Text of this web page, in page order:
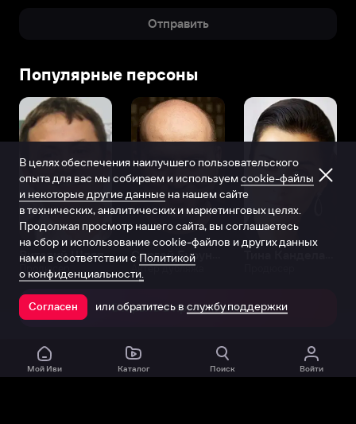
Отправить
Популярные персоны
Виталий Шляппо
Продюсер Актёр дубляжа
Открыть в приложении
Мой Иви Каталог Поиск Войти
В целях обеспечения наилучшего пользовательского
опыта для вас мы собираем и используем cookie-файлы
и некоторые другие данные на нашем сайте
в технических, аналитических и маркетинговых целях.
Продолжая просмотр нашего сайта, вы соглашаетесь
на сбор и использование cookie-файлов и других данных
нами в соответствии с Политикой
о конфиденциальности.
Согласен или обратитесь в службу поддержки